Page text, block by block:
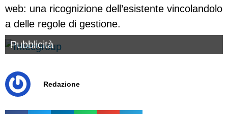
web: una ricognizione dell’esistente vincolandolo
a delle regole di gestione.
Pubblicità
Redazione